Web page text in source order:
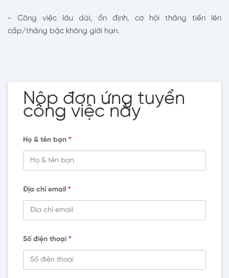
- Công việc lâu dài, ổn định, cơ hội thăng tiến lên
cấp/thăng bậc không giới hạn.
Nộp đơn ứng tuyển
công việc này
Họ & tên bạn *
Địa chỉ email *
Số điện thoại *